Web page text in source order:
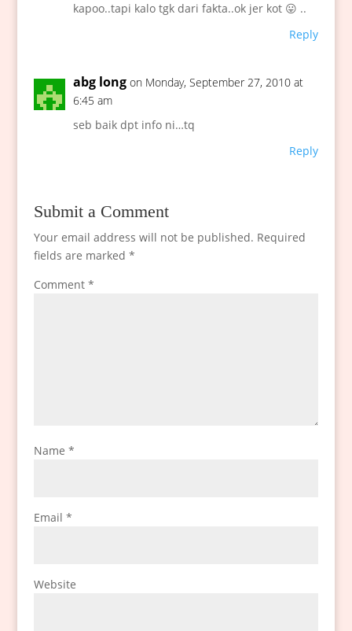
kapoo..tapi kalo tgk dari fakta..ok jer kot 😛 ..
Reply
abg long on Monday, September 27, 2010 at
6:45 am
seb baik dpt info ni…tq
Reply
Submit a Comment
Your email address will not be published. Required
fields are marked *
Comment *
Name *
Email *
Website